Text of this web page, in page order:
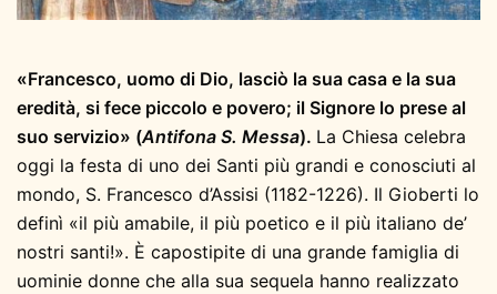
«Francesco, uomo di Dio, lasciò la sua casa e la sua
eredità, si fece piccolo e povero; il Signore lo prese al
suo servizio» (Antifona S. Messa). La Chiesa celebra
oggi la festa di uno dei Santi più grandi e conosciuti al
mondo, S. Francesco d’Assisi (1182-1226). Il Gioberti lo
definì «il più amabile, il più poetico e il più italiano de’
nostri santi!». È capostipite di una grande famiglia di
uominie donne che alla sua sequela hanno realizzato